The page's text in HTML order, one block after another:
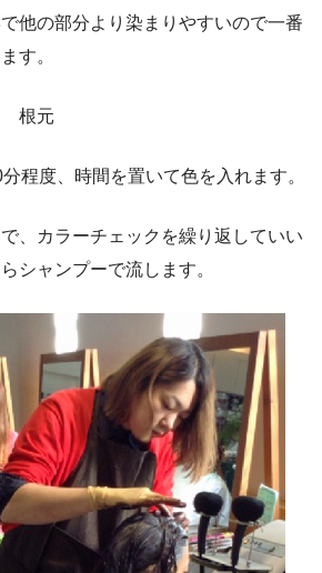
他の部分より染まりやすいので一番
す。
元
程度、時間を置いて色を入れます。
、カラーチェックを繰り返していい
シャンプーで流します。